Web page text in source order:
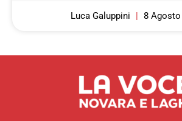
Luca Galuppini 8 Agosto